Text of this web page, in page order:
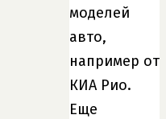
моделей
авто,
например от
КИА Рио.
Еще